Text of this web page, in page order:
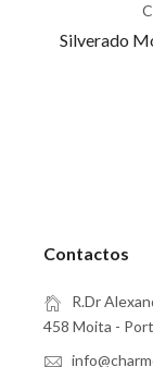
Silverado
Contactos
R.Dr
458 Moita -